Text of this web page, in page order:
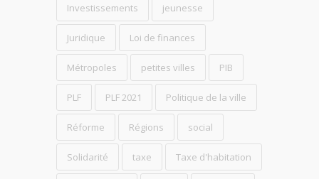
Investissements jeunesse
Juridique Loi de finances
Métropoles petites villes PIB
PLF PLF 2021 Politique de la ville
Réforme Régions social
Solidarité taxe Taxe d'habitation